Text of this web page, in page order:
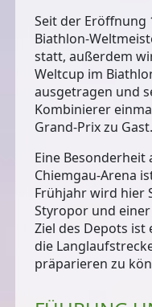
Seit der Eröffnung
Biathlon-
statt, außerdem
Weltcup im
ausgetragen und
Kombinierer
Grand-Prix zu Gast.
Eine Besonderheit
Chiemgau-Arena
Frühjahr wird hier
Styropor und
Ziel des Depots
die
präparieren zu